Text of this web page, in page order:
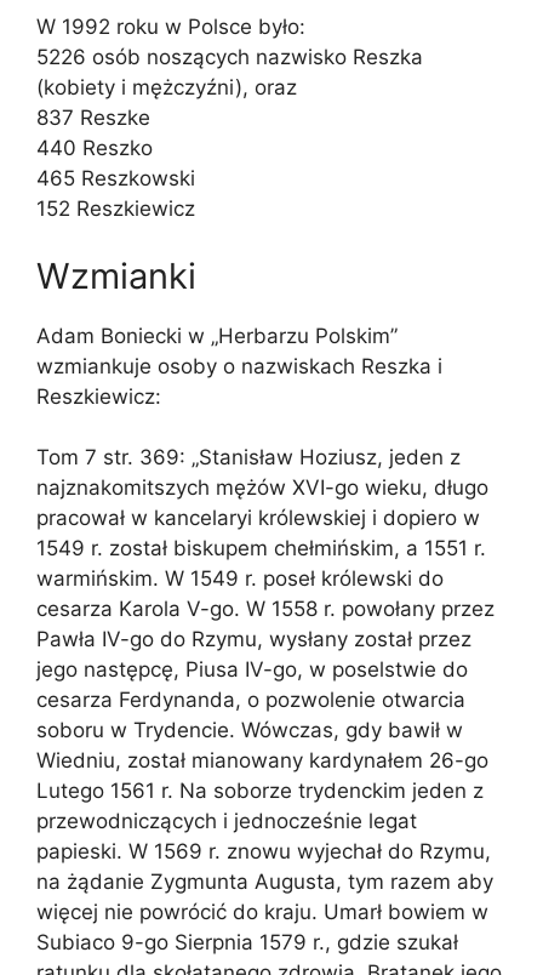
W 1992 roku w Polsce było:
5226 osób noszących nazwisko Reszka
(kobiety i mężczyźni), oraz
837 Reszke
440 Reszko
465 Reszkowski
152 Reszkiewicz
Wzmianki
Adam Boniecki w „Herbarzu Polskim”
wzmiankuje osoby o nazwiskach Reszka i
Reszkiewicz:
Tom 7 str. 369: „Stanisław Hoziusz, jeden z
najznakomitszych mężów XVI-go wieku, długo
pracował w kancelaryi królewskiej i dopiero w
1549 r. został biskupem chełmińskim, a 1551 r.
warmińskim. W 1549 r. poseł królewski do
cesarza Karola V-go. W 1558 r. powołany przez
Pawła IV-go do Rzymu, wysłany został przez
jego następcę, Piusa IV-go, w poselstwie do
cesarza Ferdynanda, o pozwolenie otwarcia
soboru w Trydencie. Wówczas, gdy bawił w
Wiedniu, został mianowany kardynałem 26-go
Lutego 1561 r. Na soborze trydenckim jeden z
przewodniczących i jednocześnie legat
papieski. W 1569 r. znowu wyjechał do Rzymu,
na żądanie Zygmunta Augusta, tym razem aby
więcej nie powrócić do kraju. Umarł bowiem w
Subiaco 9-go Sierpnia 1579 r., gdzie szukał